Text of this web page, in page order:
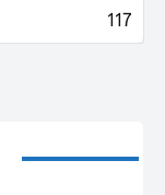
117